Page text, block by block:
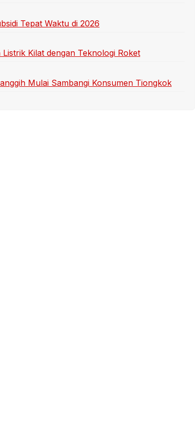
Tepat Waktu di 2026
Kilat dengan Teknologi Roket
Mulai Sambangi Konsumen Tiongkok